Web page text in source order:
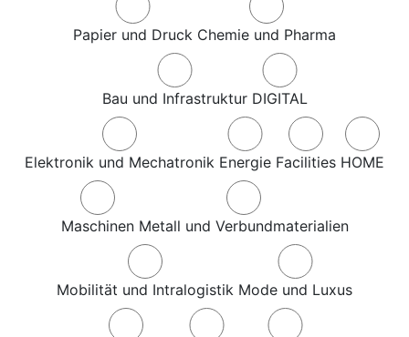
Papier und Druck Chemie und Pharma
Bau und Infrastruktur DIGITAL
Elektronik und Mechatronik Energie Facilities HOME
Maschinen Metall und Verbundmaterialien
Mobilität und Intralogistik Mode und Luxus